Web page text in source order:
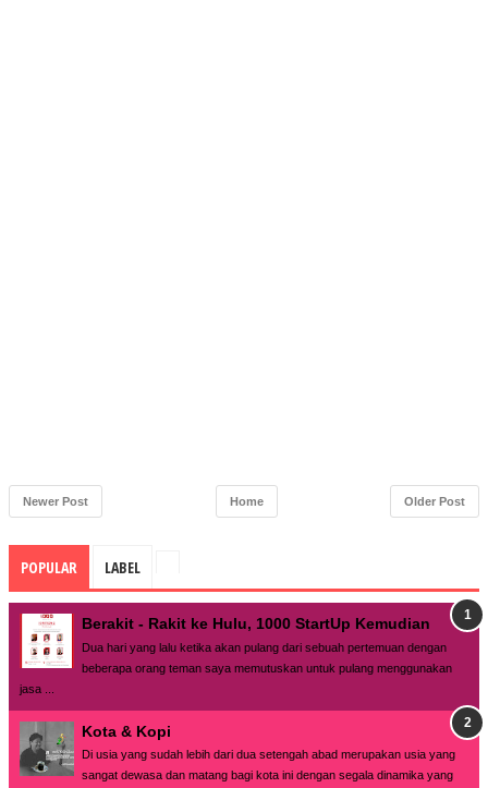
Newer Post Older Post
Home
POPULAR LABEL
Berakit - Rakit ke Hulu, 1000 StartUp Kemudian
Dua hari yang lalu ketika akan pulang dari sebuah pertemuan dengan
beberapa orang teman saya memutuskan untuk pulang menggunakan
jasa ...
Kota & Kopi
Di usia yang sudah lebih dari dua setengah abad merupakan usia yang
sangat dewasa dan matang bagi kota ini dengan segala dinamika yang